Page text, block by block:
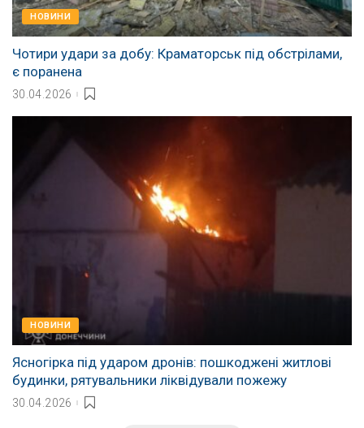
НОВИНИ
Чотири удари за добу: Краматорськ під обстрілами,
є поранена
30.04.2026
НОВИНИ
Ясногірка під ударом дронів: пошкоджені житлові
будинки, рятувальники ліквідували пожежу
30.04.2026